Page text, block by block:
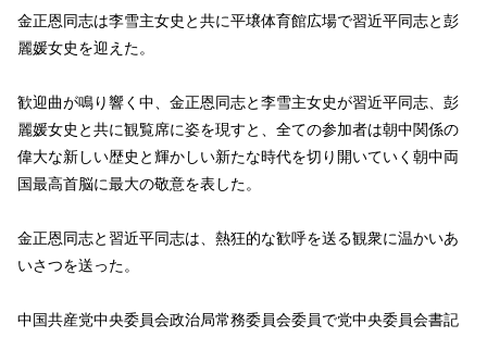
金正恩同志は李雪主女史と共に平壌体育館広場で習近平同志と彭
麗媛女史を迎えた。
歓迎曲が鳴り響く中、金正恩同志と李雪主女史が習近平同志、彭
麗媛女史と共に観覧席に姿を現すと、全ての参加者は朝中関係の
偉大な新しい歴史と輝かしい新たな時代を切り開いていく朝中両
国最高首脳に最大の敬意を表した。
金正恩同志と習近平同志は、熱狂的な歓呼を送る観衆に温かいあ
いさつを送った。
中国共産党中央委員会政治局常務委員会委員で党中央委員会書記